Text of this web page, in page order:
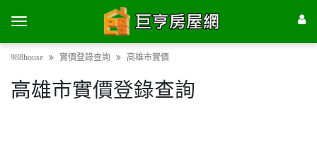
988house 實價登錄查詢 高雄市實價
高雄市實價登錄查詢